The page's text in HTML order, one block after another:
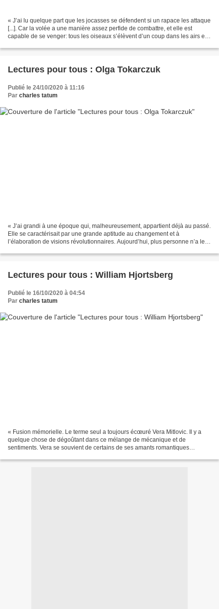
« J’ai lu quelque part que les jocasses se défendent si un rapace les attaque
[...]. Car la volée a une manière assez perfide de combattre, et elle est
capable de se venger: tous les oiseaux s’élèvent d’un coup dans les airs et
Lectures pour tous : Olga Tokarczuk
Publié le 24/10/2020 à 11:16
Par charles tatum
« J’ai grandi à une époque qui, malheureusement, appartient déjà au passé.
Elle se caractérisait par une grande aptitude au changement et à
l’élaboration de visions révolutionnaires. Aujourd’hui, plus personne n’a le
Lectures pour tous : William Hjortsberg
Publié le 16/10/2020 à 04:54
Par charles tatum
« Fusion mémorielle. Le terme seul a toujours écœuré Vera Mitlovic. Il y a
quelque chose de dégoûtant dans ce mélange de mécanique et de
sentiments. Vera se souvient de certains de ses amants romantiques